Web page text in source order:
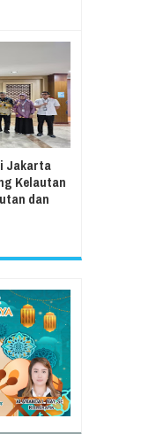
Jakarta
Kelautan
dan